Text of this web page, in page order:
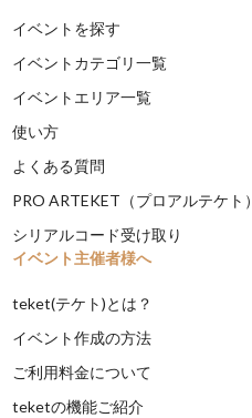
イベントを探す
イベントカテゴリ一覧
イベントエリア一覧
使い方
よくある質問
PRO ARTEKET（プロアルテケト）
シリアルコード受け取り
イベント主催者様へ
teket(テケト)とは？
イベント作成の方法
ご利用料金について
teketの機能ご紹介